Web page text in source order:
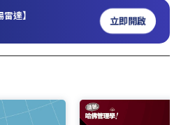
達】 立即開啟